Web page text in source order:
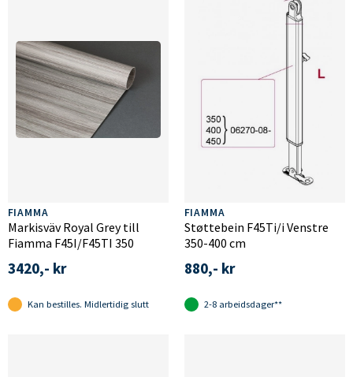
FIAMMA
Markisväv Royal Grey till
Fiamma F45I/F45TI 350
3420,- kr
Kan bestilles. Midlertidig slutt
FIAMMA
Støttebein F45Ti/i Venstre
350-400 cm
880,- kr
2-8 arbeidsdager**